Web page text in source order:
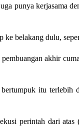
punya kerjasama
belakang dulu,
akhir
itu terlebih
perintah dari atas